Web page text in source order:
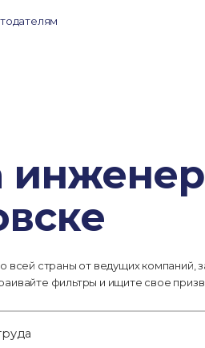
всей страны от ведущих компаний,
фильтры и ищите свое